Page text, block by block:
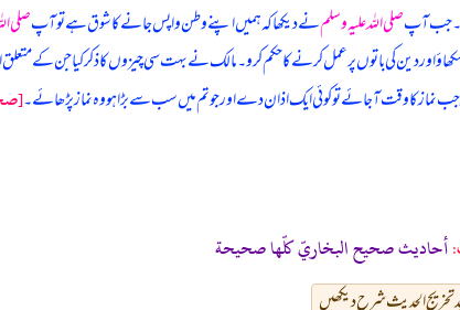
جب آپصلی اللہ علیہ وسلمنے دیکھا کہ ہمیں اپنے وطن واپس جانے کا شوق ہے تو آپصلی
اور دین کی باتوں پر عمل کرنے کا حکم کرو۔ مالک نے بہت سی چیزوں کا ذکر کیا جن کے متعلق
جب نماز کا وقت آ جائے تو کوئی ایک اذان دے اور جو تم میں سب سے بڑا ہو وہ نماز پڑھائے۔
أحاديث صحيح البخاريّ كلّها صحيحة
تخریج الحدیث شرح دیکھیں